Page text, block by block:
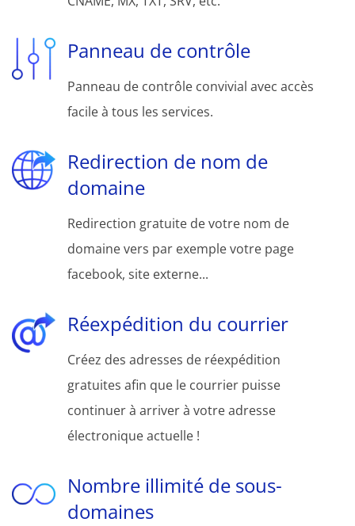
Panneau de contrôle
Panneau de contrôle convivial avec accès
facile à tous les services.
Redirection de nom de
domaine
Redirection gratuite de votre nom de
domaine vers par exemple votre page
facebook, site externe...
Réexpédition du courrier
Créez des adresses de réexpédition
gratuites afin que le courrier puisse
continuer à arriver à votre adresse
électronique actuelle !
Nombre illimité de sous-
domaines